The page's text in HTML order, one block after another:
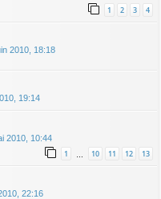
1 2 3 4
2010, 18:18
19:14
2010, 10:44
1 10 11 12 13
22:16